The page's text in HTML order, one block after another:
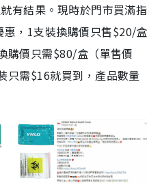
有結果。現時於門市買滿指
，1支裝換購價只售$20/盒
購價只需$80/盒（單售價
只需$16就買到，產品數量